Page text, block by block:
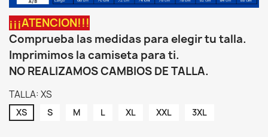
¡¡¡ATENCION!!!
Comprueba las medidas para elegir tu talla.
Imprimimos la camiseta para ti.
NO REALIZAMOS CAMBIOS DE TALLA.
TALLA: XS
XS S M L XL XXL 3XL